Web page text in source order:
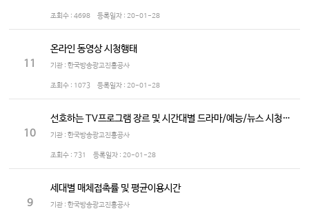
조회수 : 4698 등록일자 : 20-01-28
11
온라인 동영상 시청행태
기관 : 한국방송광고진흥공사
조회수 : 1073 등록일자 : 20-01-28
10
선호하는 TV프로그램 장르 및 시간대별 드라마/예능/뉴스 시청정도
기관 : 한국방송광고진흥공사
조회수 : 731 등록일자 : 20-01-28
9
세대별 매체접촉률 및 평균이용시간
기관 : 한국방송광고진흥공사